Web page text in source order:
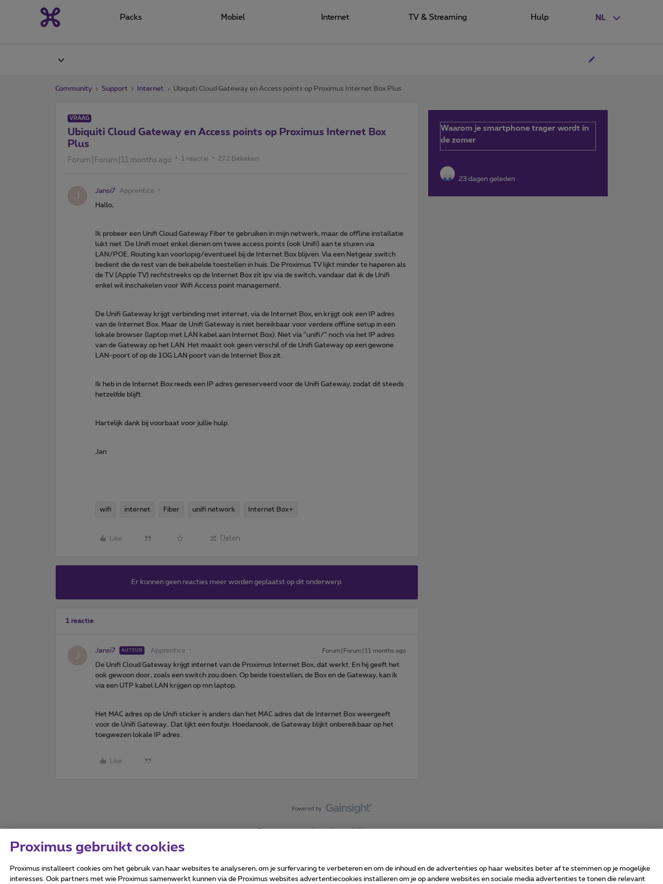
NL
Packs Mobiel Internet TV & Streaming Hulp
Community Support Internet Ubiquiti Cloud Gateway en Access points op Proximus Internet Box Plus
VRAAG
Ubiquiti Cloud Gateway en Access points op Proximus Internet Box
Plus
Forum|Forum|11 months ago 1 reactie 272 Bekeken
J Jansi7 Apprentice
Hallo,
Ik probeer een Unifi Cloud Gateway Fiber te gebruiken in mijn netwerk, maar de offline installatie
lukt niet. De Unifi moet enkel dienen om twee access points (ook Unifi) aan te sturen via
LAN/POE. Routing kan voorlopig/eventueel bij de Internet Box blijven. Via een Netgear switch
bedient die de rest van de bekabelde toestellen in huis. De Proximus TV lijkt minder te haperen als
de TV (Apple TV) rechtstreeks op de Internet Box zit ipv via de switch, vandaar dat ik de Unifi
enkel wil inschakelen voor Wifi Access point management.
De Unifi Gateway krijgt verbinding met internet, via de Internet Box, en krijgt ook een IP adres
van de Internet Box. Maar de Unifi Gateway is niet bereikbaar voor verdere offline setup in een
lokale browser (laptop met LAN kabel aan Internet Box). Niet via “unifi/” noch via het IP adres
van de Gateway op het LAN. Het maakt ook geen verschil of de Unifi Gateway op een gewone
LAN-poort of op de 10G LAN poort van de Internet Box zit.
Ik heb in de Internet Box reeds een IP adres gereserveerd voor de Unifi Gateway, zodat dit steeds
hetzelfde blijft.
Hartelijk dank bij voorbaat voor jullie hulp.
Jan
wifi internet Fiber unifi network Internet Box+
Like Delen
Er kunnen geen reacties meer worden geplaatst op dit onderwerp.
1 reactie
J Jansi7 AUTEUR Apprentice Forum|Forum|11 months ago
De Unifi Cloud Gateway krijgt internet van de Proximus Internet Box, dat werkt. En hij geeft het
ook gewoon door, zoals een switch zou doen. Op beide toestellen, de Box en de Gateway, kan ik
via een UTP kabel LAN krijgen op mn laptop.
Het MAC adres op de Unifi sticker is anders dan het MAC adres dat de Internet Box weergeeft
voor de Unifi Gateway.. Dat lijkt een foutje. Hoedanook, de Gateway blijkt onbereikbaar op het
toegwezen lokale IP adres.
Like
Waarom je smartphone trager wordt in
de zomer
23 dagen geleden
Forumvoorwaarden Accessibility statement
Proximus gebruikt cookies
Proximus installeert cookies om het gebruik van haar websites te analyseren, om je surfervaring te verbeteren en om de inhoud en de advertenties op haar websites beter af te stemmen op je mogelijke
interesses. Ook partners met wie Proximus samenwerkt kunnen via de Proximus websites advertentiecookies installeren om je op andere websites en sociale media advertenties te tonen die relevant